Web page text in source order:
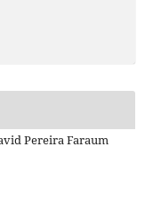
Pereira Faraum